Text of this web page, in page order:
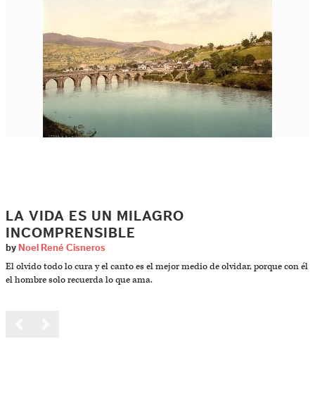
LA VIDA ES UN MILAGRO
INCOMPRENSIBLE
by Noel René Cisneros
El olvido todo lo cura y el canto es el mejor medio de olvidar, porque con él
el hombre solo recuerda lo que ama.